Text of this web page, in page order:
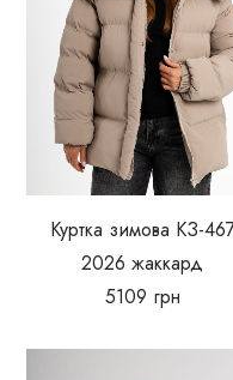
Куртка зимова КЗ-
2026 жаккард
5109 грн